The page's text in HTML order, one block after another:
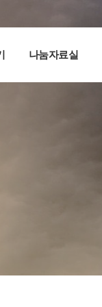
나눔자료실